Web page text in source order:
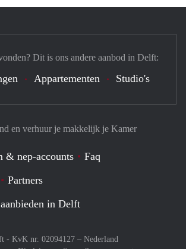
en verhuur je makkelijk je Kamer
& nep-accounts
Faq
Partners
in Delft
- KvK nr. 02094127 – Nederland
Dit is ons andere aanbod in Delft:
Appartementen Studio's